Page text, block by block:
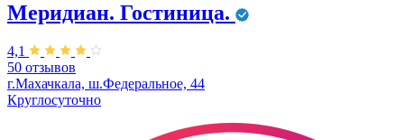
Меридиан. Гостиница.
4,1
50 отзывов
г.Махачкала, ш.Федеральное, 44
Круглосуточно